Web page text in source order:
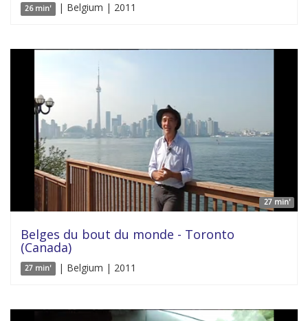
26 min' | Belgium | 2011
27 min'
Belges du bout du monde - Toronto
(Canada)
27 min' | Belgium | 2011